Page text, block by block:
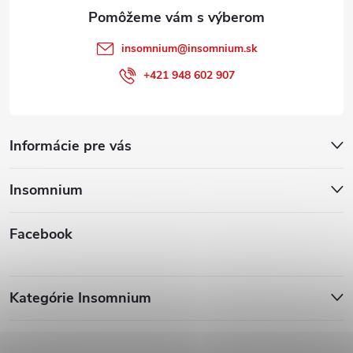
Informácie pre vás
Insomnium
Facebook
insomnium@insomnium.sk
+421 948 602 907
Kategórie Insomnium